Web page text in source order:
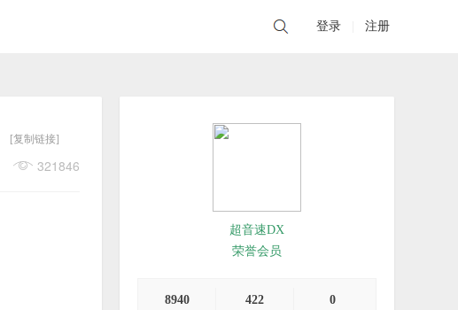
登录 注册
超音速DX
荣誉会员
8940
422
0
[复制链接]
321846